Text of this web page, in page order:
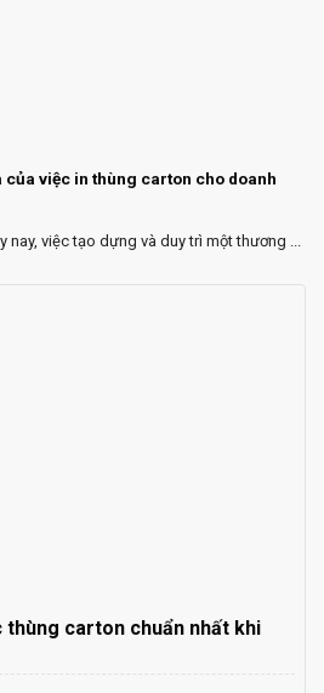
của việc in thùng carton cho doanh
việc tạo dựng và duy trì một thương ...
thùng carton chuẩn nhất khi